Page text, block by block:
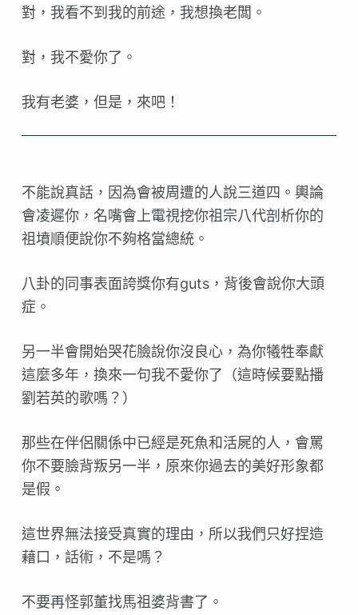
對，我看不到我的前途，我想換老闆。
對，我不愛你了。
我有老婆，但是，來吧！
不能說真話，因為會被周遭的人說三道四。輿論
會凌遲你， 名嘴會上電視挖你祖宗八代剖析你的
祖墳順便說你不夠格當總統。
八卦的同事表面誇獎你有guts，背後會說你大頭
症。
另一半會開始哭花臉說你沒良心，為你犧牲奉獻
這麼多年， 換來一句我不愛你了（這時候要點播
劉若英的歌嗎？）
那些在伴侶關係中已經是死魚和活屍的人，會罵
你不要臉背叛另一半，原來你過去的美好形象都
是假。
這世界無法接受真實的理由，所以我們只好捏造
藉口，話術，不是嗎？
不要再怪郭董找馬祖婆背書了。